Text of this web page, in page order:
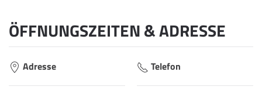
ÖFFNUNGSZEITEN & ADRESSE
Adresse Telefon